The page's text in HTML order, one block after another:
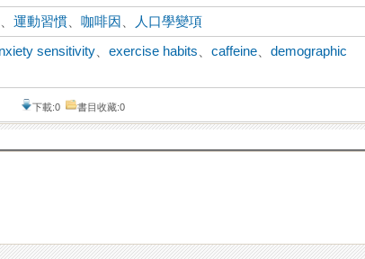
、運動習慣 咖啡因
人口學變項
sensitivity 、exercise habits 、caffeine 、demographic
下載:0 書目收藏:0